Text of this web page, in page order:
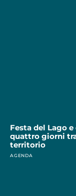
Festa del Lago e
quattro giorni
territorio
AGENDA